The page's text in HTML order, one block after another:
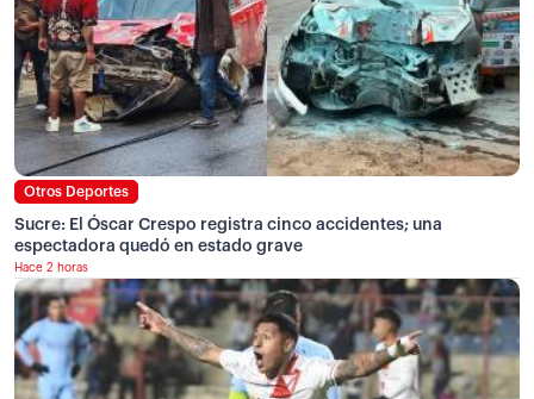
Otros Deportes
Sucre: El Óscar Crespo registra cinco accidentes; una
espectadora quedó en estado grave
Hace 2 horas